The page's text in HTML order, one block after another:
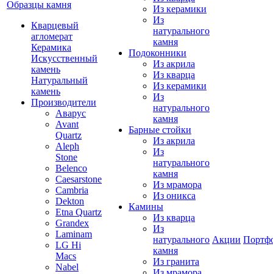
Образцы камня
Кварцевый
агломерат
Керамика
Искусственный
камень
Натуральный
камень
Производители
Аварус
Avant
Quartz
Aleph
Stone
Belenco
Caesarstone
Cambria
Dekton
Etna Quartz
Grandex
Laminam
LG Hi
Macs
Nabel
Из керамики
Из
натурального
камня
Подоконники
Из акрила
Из кварца
Из керамики
Из
натурального
камня
Барные стойки
Из акрила
Из
натурального
камня
Из мрамора
Из оникса
Камины
Из кварца
Из
натурального
камня
Из гранита
Акции